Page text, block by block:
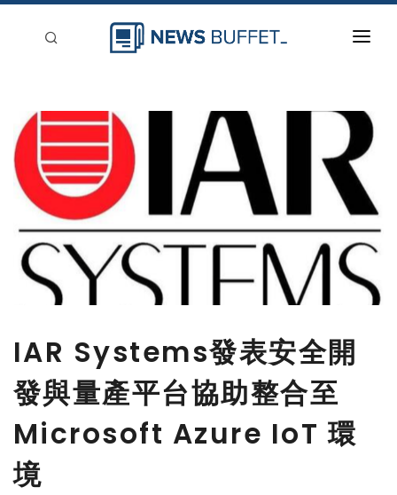
新聞稿分類
刊登
IAR Systems發表安全開
發與量產平台協助整合至
Microsoft Azure IoT 環
境